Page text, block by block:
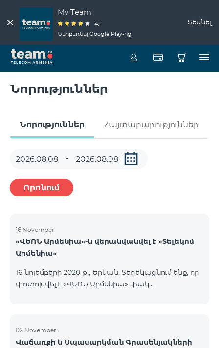
My Team
4.1
Ներբեռնել Google Play-ից
Տեսնել
Նորություններ
Նորություններ Հայտարարություններ
Որոնում
16 November
«ՎԵՈՆ Արմենիա»-ն վերանվանվել է «Տելեկոմ
Արմենիա»
16 նոյեմբերի 2020 թ., Երևան. Տեղեկացնում ենք, որ
փոփոխվել է «ՎԵՈՆ Արմենիա» փակ
ընկերություն։ Անվանափոխությունը պետական
գրանցում է ստացել 2020 թ. նոյեմբերի 16-ին։
02 November
Վաճառքի և Սպասարկման Գրասենյակների